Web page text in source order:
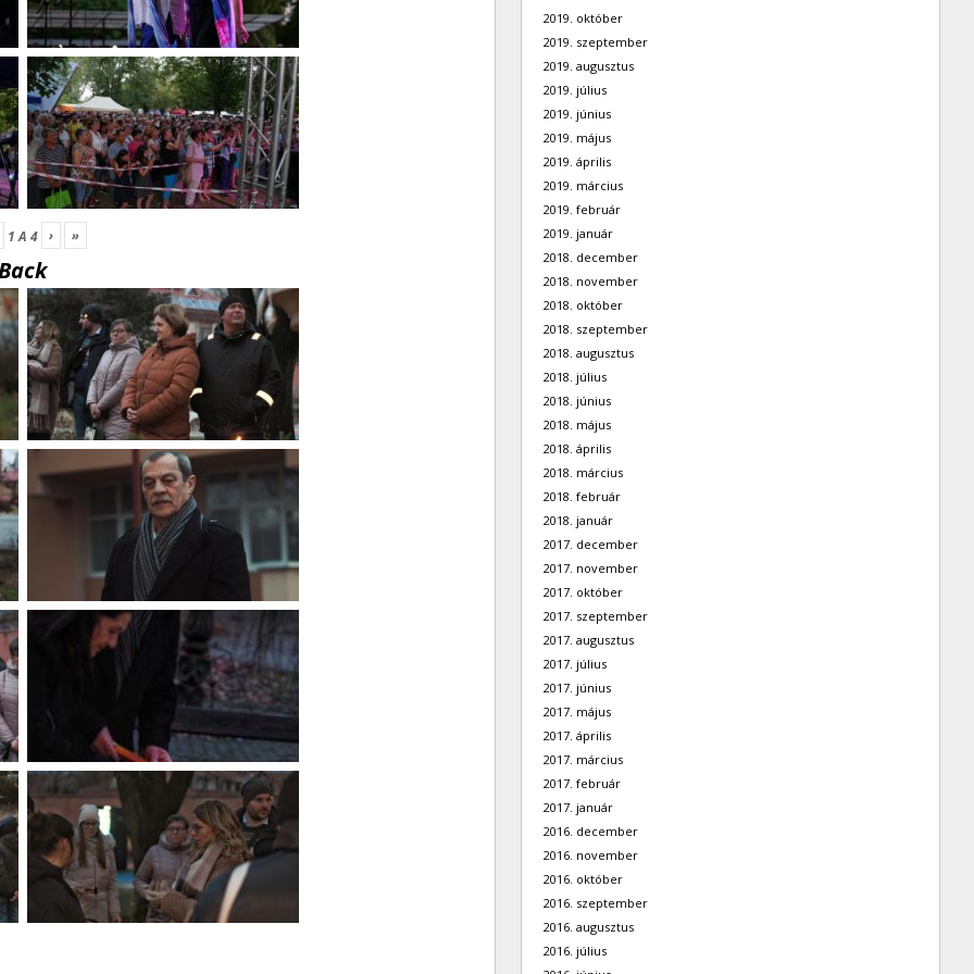
1A 4 › »
2019. október
2019. szeptember
2019. augusztus
2019. július
2019. június
2019. május
2019. április
2019. március
2019. február
2019. január
2018. december
2018. november
2018. október
2018. szeptember
2018. augusztus
2018. július
2018. június
2018. május
2018. április
2018. március
2018. február
2018. január
2017. december
2017. november
2017. október
2017. szeptember
2017. augusztus
2017. július
2017. június
2017. május
2017. április
2017. március
2017. február
2017. január
2016. december
2016. november
2016. október
2016. szeptember
2016. augusztus
2016. július